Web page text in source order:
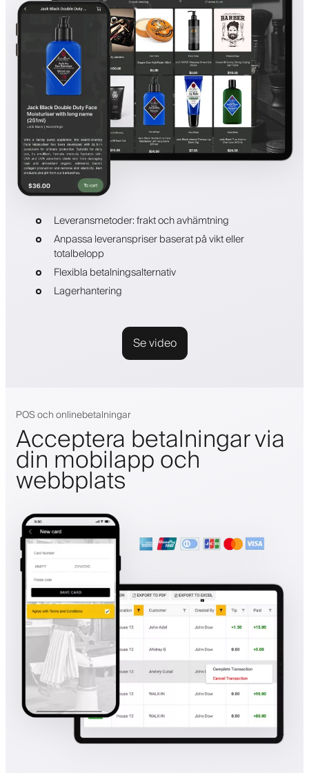
Leveransmetoder: frakt och avhämtning
Anpassa leveranspriser baserat på vikt eller
totalbelopp
Flexibla betalningsalternativ
Lagerhantering
Se video
POS och onlinebetalningar
Acceptera betalningar via
din mobilapp och
webbplats